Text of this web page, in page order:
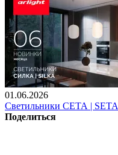
01.06.2026
Светильники СЕТА | SETA
Поделиться